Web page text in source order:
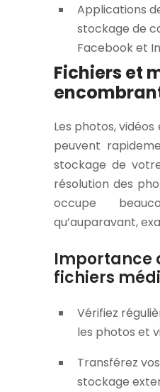
Applications
stockage de
Facebook et
Fichiers et
Les photos,
peuvent
stockage de
résolution des
occupe
qu’auparavant,
Importance
fichiers
Vérifiez
les photos et
Transférez
stockage